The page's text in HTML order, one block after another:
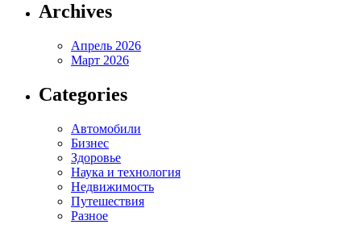
Archives
Апрель 2026
Март 2026
Categories
Автомобили
Бизнес
Здоровье
Наука и технология
Недвижимость
Путешествия
Разное